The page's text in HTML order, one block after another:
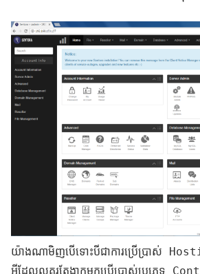
យ៉ាងណាមិញបើទោះបីជាការប្រើប្រាស់